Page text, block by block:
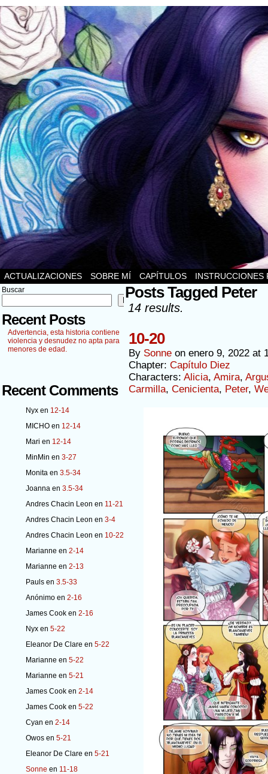
ACTUALIZACIONES SOBRE MÍ CAPÍTULOS INSTRUCCIONES
Buscar
Buscar
Recent Posts
Advertencia, esta historia contiene
violencia y desnudez no apta para
menores de edad.
Recent Comments
Nyx en 12-14
MICHO en 12-14
Mari en 12-14
MinMin en 3-27
Monita en 3.5-34
Joanna en 3.5-34
Andres Chacin Leon en 11-21
Andres Chacin Leon en 3-4
Andres Chacin Leon en 10-22
Marianne en 2-14
Marianne en 2-13
Pauls en 3.5-33
Anónimo en 2-16
James Cook en 2-16
Nyx en 5-22
Eleanor De Clare en 5-22
Marianne en 5-22
Marianne en 5-21
James Cook en 2-14
James Cook en 5-22
Cyan en 2-14
Owos en 5-21
Eleanor De Clare en 5-21
Sonne en 11-18
Posts Tagged Peter
14 results.
10-20
By Sonne on enero 9, 2022 at
Chapter: Capítulo Diez
Characters: Alicia, Amira,
Carmilla, Cenicienta, Peter,